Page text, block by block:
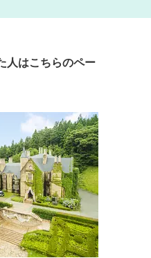
人はこちらのペー